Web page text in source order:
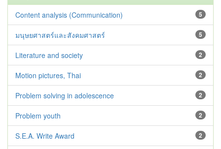
5
Content analysis (Communication)
5
มนุษยศาสตร์และสังคมศาสตร์
2
Literature and society
2
Motion pictures, Thai
2
Problem solving in adolescence
2
Problem youth
2
S.E.A. Write Award